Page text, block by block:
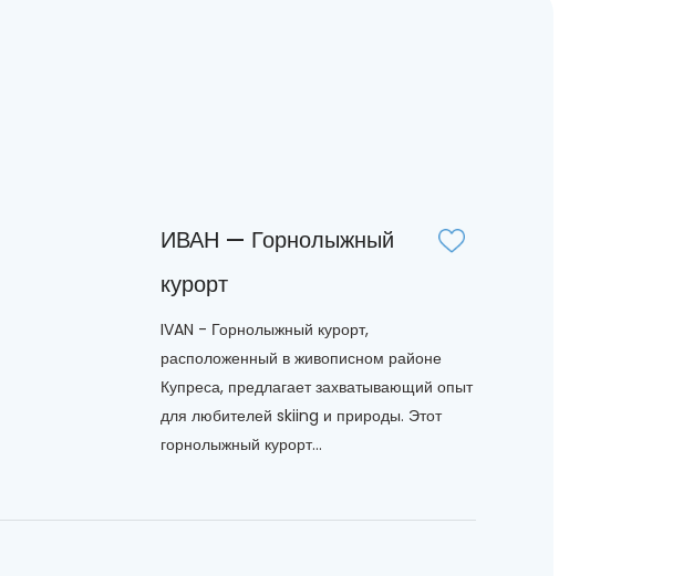
ИВАН — Горнолыжный
курорт
IVAN - Горнолыжный курорт,
расположенный в живописном районе
Купреса, предлагает захватывающий опыт
для любителей skiing и природы. Этот
горнолыжный курорт...